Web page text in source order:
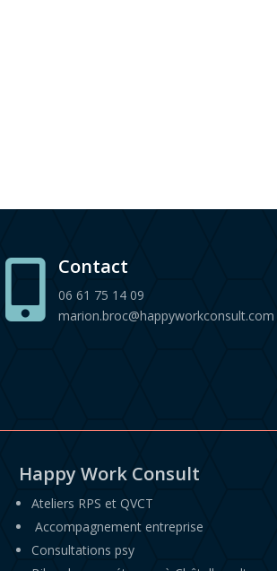
 Contact
06 61 75 14 09
marion.broc@happyworkconsult.com
Happy Work Consult
Ateliers RPS et QVCT
Accompagnement entreprise
Consultations psy